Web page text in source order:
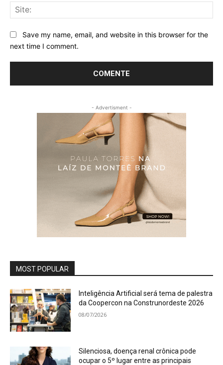
Save my name, email, and website in this browser for the
next time I comment.
- Advertisment -
MOST POPULAR
Inteligência Artificial será tema de palestra
da Coopercon na Construnordeste 2026
08/07/2026
Silenciosa, doença renal crônica pode
ocupar o 5º lugar entre as principais